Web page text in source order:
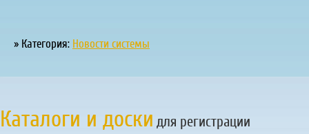
» Категория: Новости системы
Каталоги и доски для регистрации